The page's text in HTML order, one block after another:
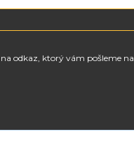
odkaz, ktorý vám pošleme